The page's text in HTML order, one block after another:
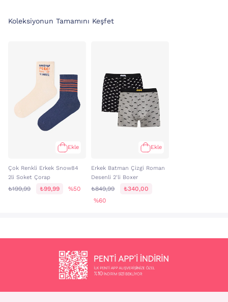
Koleksiyonun Tamamını Keşfet
Ekle
Çok Renkli Erkek Snow84
2li Soket Çorap
₺199,99 ₺99,99 %50
Ekle
Erkek Batman Çizgi Roman
Desenli 2'li Boxer
₺849,99
₺340,00
%60